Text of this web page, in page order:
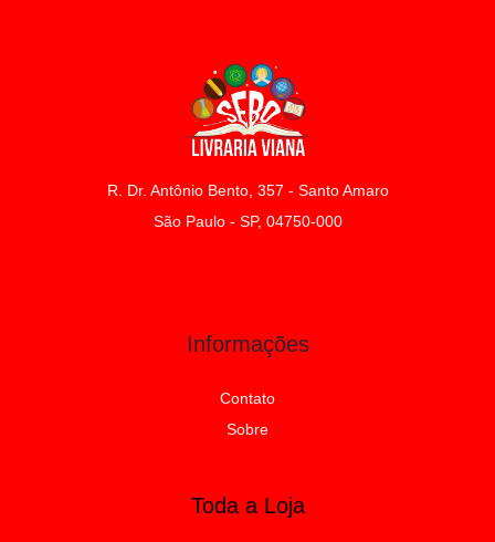
R. Dr. Antônio Bento, 357 - Santo Amaro
São Paulo - SP, 04750-000
Informações
Contato
Sobre
Toda a Loja